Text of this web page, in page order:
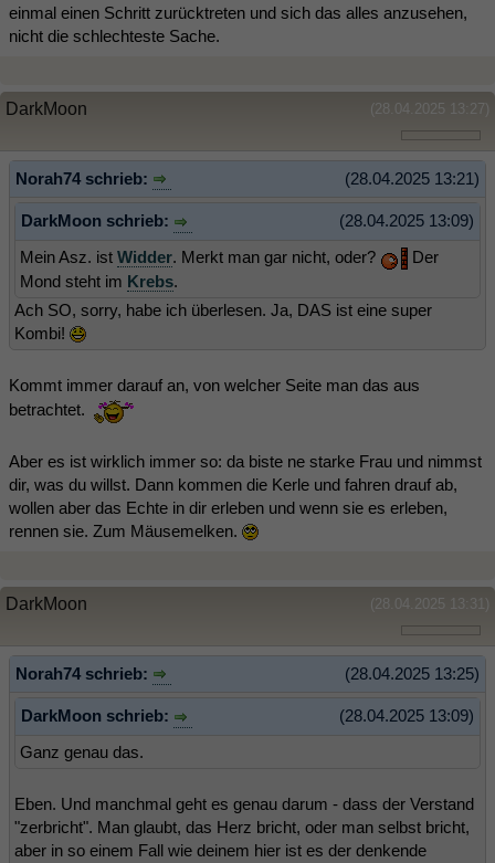
einmal einen Schritt zurücktreten und sich das alles anzusehen,
nicht die schlechteste Sache.
(28.04.2025 13:27)
DarkMoon
(28.04.2025 13:21)
Norah74 schrieb:
(28.04.2025 13:09)
DarkMoon schrieb:
Mein Asz. ist Widder. Merkt man gar nicht, oder?
Der
Mond steht im Krebs.
Ach SO, sorry, habe ich überlesen. Ja, DAS ist eine super
Kombi!
Kommt immer darauf an, von welcher Seite man das aus
betrachtet.
Aber es ist wirklich immer so: da biste ne starke Frau und nimmst
dir, was du willst. Dann kommen die Kerle und fahren drauf ab,
wollen aber das Echte in dir erleben und wenn sie es erleben,
rennen sie. Zum Mäusemelken.
(28.04.2025 13:31)
DarkMoon
(28.04.2025 13:25)
Norah74 schrieb:
(28.04.2025 13:09)
DarkMoon schrieb:
Ganz genau das.
Eben. Und manchmal geht es genau darum - dass der Verstand
"zerbricht". Man glaubt, das Herz bricht, oder man selbst bricht,
aber in so einem Fall wie deinem hier ist es der denkende